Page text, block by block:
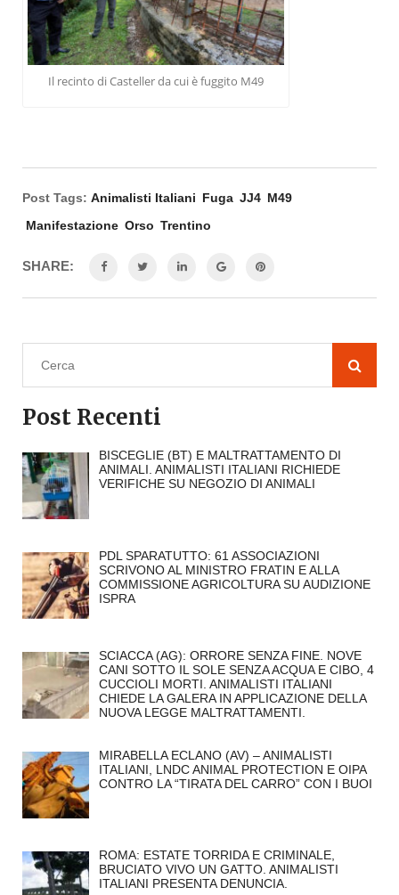
Il recinto di Casteller da cui è fuggito M49
Post Tags: Animalisti Italiani Fuga JJ4 M49
Manifestazione Orso Trentino
SHARE:
Post Recenti
BISCEGLIE (BT) E MALTRATTAMENTO DI
ANIMALI. ANIMALISTI ITALIANI RICHIEDE
VERIFICHE SU NEGOZIO DI ANIMALI
PDL SPARATUTTO: 61 ASSOCIAZIONI
SCRIVONO AL MINISTRO FRATIN E ALLA
COMMISSIONE AGRICOLTURA SU AUDIZIONE
ISPRA
SCIACCA (AG): ORRORE SENZA FINE. NOVE
CANI SOTTO IL SOLE SENZA ACQUA E CIBO, 4
CUCCIOLI MORTI. ANIMALISTI ITALIANI
CHIEDE LA GALERA IN APPLICAZIONE DELLA
NUOVA LEGGE MALTRATTAMENTI.
MIRABELLA ECLANO (AV) – ANIMALISTI
ITALIANI, LNDC ANIMAL PROTECTION E OIPA
CONTRO LA “TIRATA DEL CARRO” CON I BUOI
ROMA: ESTATE TORRIDA E CRIMINALE,
BRUCIATO VIVO UN GATTO. ANIMALISTI
ITALIANI PRESENTA DENUNCIA.